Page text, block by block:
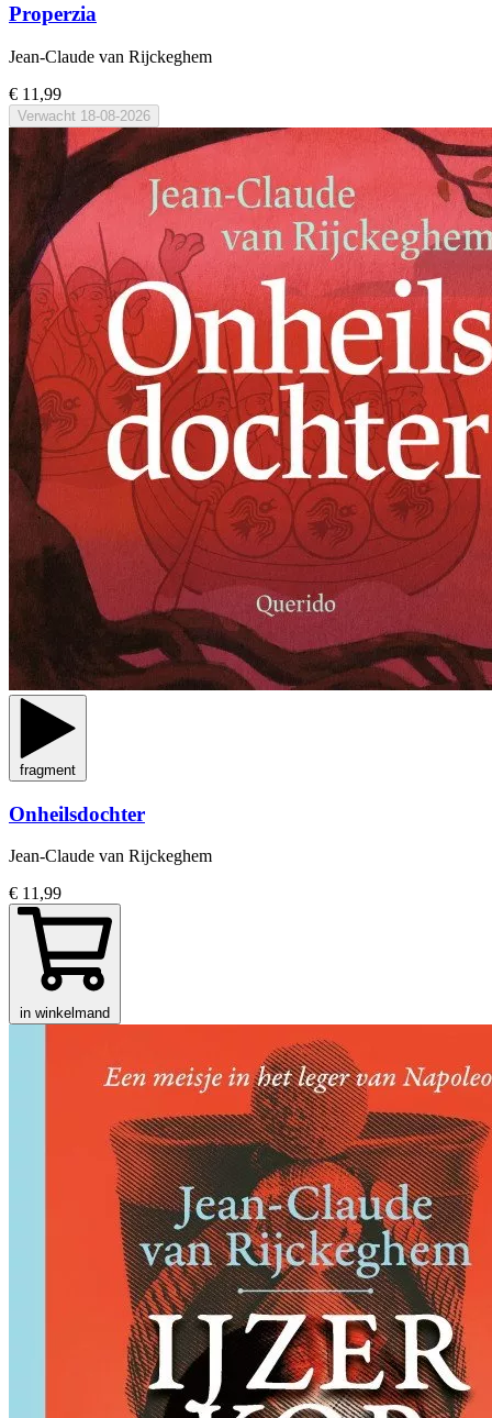
Properzia
Jean-Claude van Rijckeghem
€ 11,99
Verwacht 18-08-2026
fragment
Onheilsdochter
Jean-Claude van Rijckeghem
€ 11,99
in winkelmand